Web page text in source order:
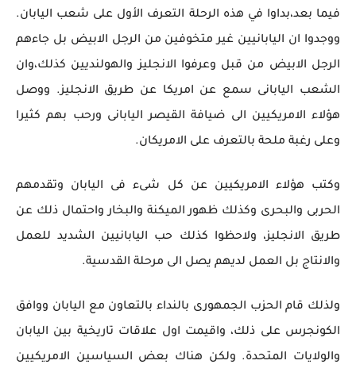
فيما بعد،بداوا في هذه الرحلة التعرف الأول على شعب اليابان.
ووجدوا ان اليابانيين غير متخوفين من الرجل الابيض بل جاءهم
الرجل الابيض من قبل وعرفوا الانجليز والهولنديين كذلك،وان
الشعب اليابانى سمع عن امريكا عن طريق الانجليز. ووصل
هؤلاء الامريكيين الى ضيافة القيصر اليابانى ورحب بهم كثيرا
وعلى رغبة ملحة بالتعرف على الامريكان.
وكتب هؤلاء الامريكيين عن كل شىء فى اليابان وتقدمهم
الحربى والبحرى وكذلك ظهور الميكنة والبخار واحتمال ذلك عن
طريق الانجليز، ولاحظوا كذلك حب اليابانيين الشديد للعمل
والانتاج بل العمل لديهم يصل الى مرحلة القدسية.
ولذلك قام الحزب الجمهورى بالنداء بالتعاون مع اليابان ووافق
الكونجرس على ذلك، واقيمت اول علاقات تاريخية بين اليابان
والولايات المتحدة. ولكن هناك بعض السياسين الامريكيين